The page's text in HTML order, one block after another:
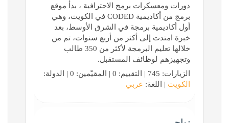
دورات ومعسكرات برمج الاحترافية ، بدأ ﻣﻮﻗﻊ
ﺑﺮﻣﺞ ﻣﻦ ﺃﻛﺎﺩﻳﻤﻴﺔ CODED ﻓﻲ ﺍﻟﻜﻮﻳﺖ، ﻭﻫﻲ
ﺃﻭﻝ ﺃﻛﺎﺩﻳﻤﻴﺔ ﺑﺮﻣﺠﺔ ﻓﻲ ﺍﻟﺸﺮﻕ ﺍﻷﻭﺳﻂ، ﺑﻌﺪ
ﺧﺒﺮﺓ ﺍﻣﺘﺪﺕ ﺇﻟﻰ أكثر من ﺃﺭﺑﻊ ﺳﻨﻮﺍﺕ، تم من
خلالها تعليم ﺍﻟﺒﺮﻣﺠﺔ ﻷﻛﺜﺮ ﻣﻦ 350 طالب
ﻭﺗﺠﻬﻴﺰﻫﻢ ﻟﻮﻇﺎﺋﻒ ﺍﻟﻤﺴﺘﻘﺒﻞ.
الزيارات: 745 | التقييم: 0 | المقيّمين: 0 | الدولة:
الكويت | اللغة: عربي